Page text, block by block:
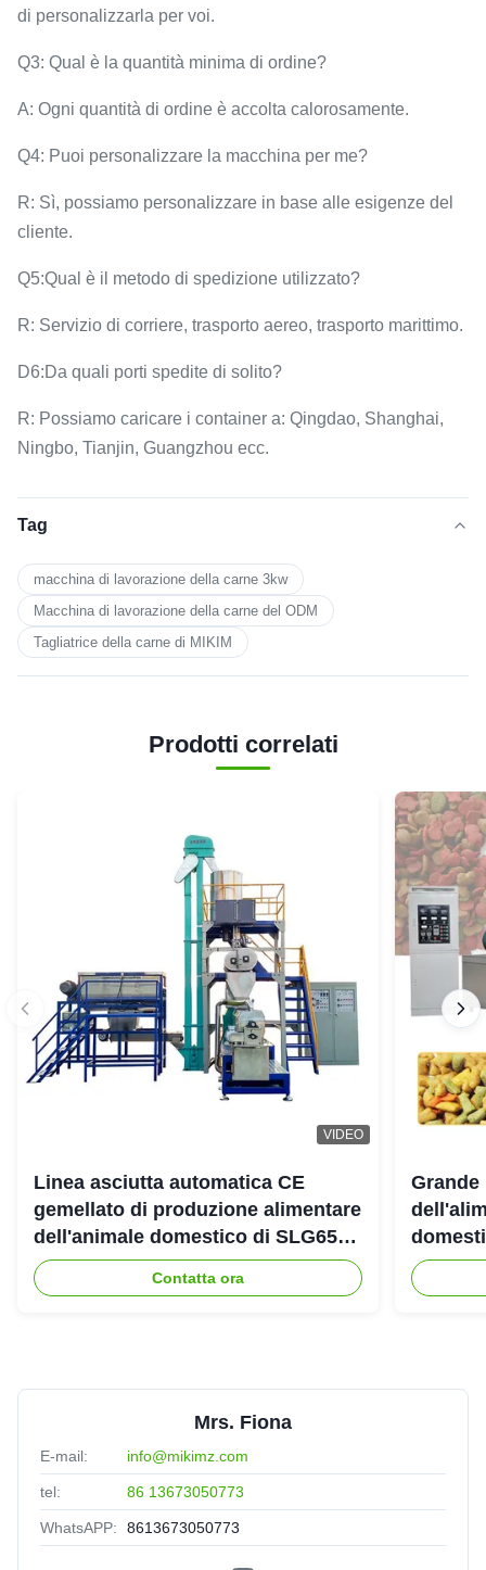
di personalizzarla per voi.
Q3: Qual è la quantità minima di ordine?
A: Ogni quantità di ordine è accolta calorosamente.
Q4: Puoi personalizzare la macchina per me?
R: Sì, possiamo personalizzare in base alle esigenze del
cliente.
Q5:Qual è il metodo di spedizione utilizzato?
R: Servizio di corriere, trasporto aereo, trasporto marittimo.
D6:Da quali porti spedite di solito?
R: Possiamo caricare i container a: Qingdao, Shanghai,
Ningbo, Tianjin, Guangzhou ecc.
Tag
macchina di lavorazione della carne 3kw
Macchina di lavorazione della carne del ODM
Tagliatrice della carne di MIKIM
Prodotti correlati
VIDEO
Linea asciutta automatica CE
gemellato di produzione alimentare
dell'animale domestico di SLG65
SLG70 dell'estrusore a vite di
parallelo
Contatta ora
Grande
Mrs. Fiona
E-mail: info@mikimz.com
tel: 86 13673050773
WhatsAPP: 8613673050773